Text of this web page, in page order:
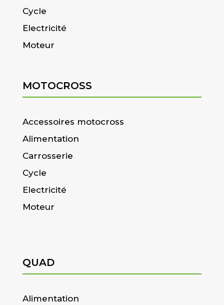
Cycle
Electricité
Moteur
MOTOCROSS
Accessoires motocross
Alimentation
Carrosserie
Cycle
Electricité
Moteur
QUAD
Alimentation